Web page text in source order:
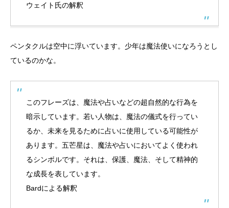
ウェイト氏の解釈
ペンタクルは空中に浮いています。少年は魔法使いになろうとし
ているのかな。
このフレーズは、魔法や占いなどの超自然的な行為を
暗示しています。若い人物は、魔法の儀式を行ってい
るか、未来を見るために占いに使用している可能性が
あります。五芒星は、魔法や占いにおいてよく使われ
るシンボルです。それは、保護、魔法、そして精神的
な成長を表しています。
Bardによる解釈